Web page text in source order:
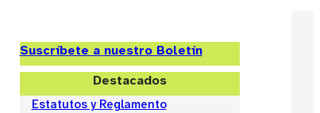
Suscríbete a nuestro Boletín
Destacados
Estatutos y Reglamento